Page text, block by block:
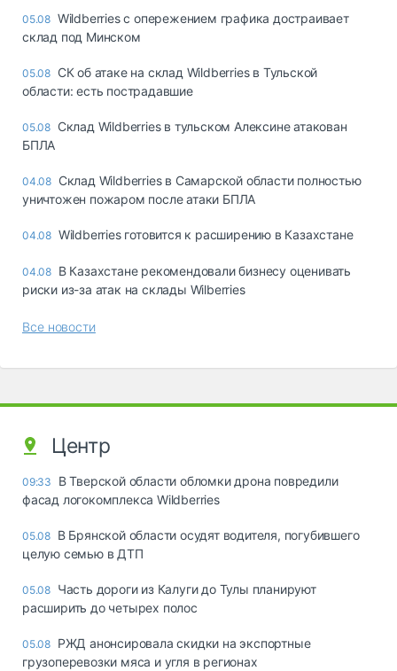
05.08 Wildberries с опережением графика достраивает
склад под Минском
05.08 СК об атаке на склад Wildberries в Тульской
области: есть пострадавшие
05.08 Склад Wildberries в тульском Алексине атакован
БПЛА
04.08 Склад Wildberries в Самарской области полностью
уничтожен пожаром после атаки БПЛА
04.08 Wildberries готовится к расширению в Казахстане
04.08 В Казахстане рекомендовали бизнесу оценивать
риски из-за атак на склады Wilberries
Все новости
Центр
09:33
В Тверской области обломки дрона повредили
фасад логокомплекса Wildberries
05.08 В Брянской области осудят водителя, погубившего
целую семью в ДТП
05.08 Часть дороги из Калуги до Тулы планируют
расширить до четырех полос
05.08 РЖД анонсировала скидки на экспортные
грузоперевозки мяса и угля в регионах